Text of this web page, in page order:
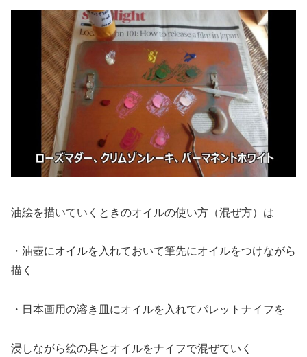
油絵を描いていくときのオイルの使い方（混ぜ方）は
・油壺にオイルを入れておいて筆先にオイルをつけながら
描く
・日本画用の溶き皿にオイルを入れてパレットナイフを
浸しながら絵の具とオイルをナイフで混ぜていく